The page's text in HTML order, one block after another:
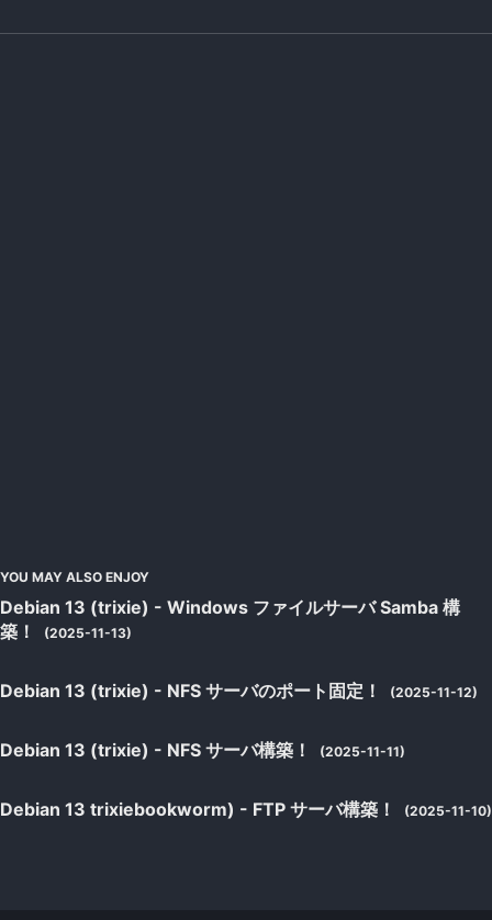
YOU MAY ALSO ENJOY
Debian 13 (trixie) - Windows ファイルサーバ Samba 構
築！
(2025-11-13)
Debian 13 (trixie) - NFS サーバのポート固定！ (2025-11-12)
Debian 13 (trixie) - NFS サーバ構築！ (2025-11-11)
Debian 13 trixiebookworm) - FTP サーバ構築！ (2025-11-10)